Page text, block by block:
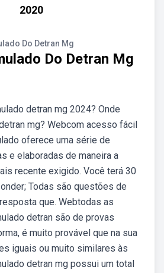
2020
Do Detran Mg
Do Detran Mg
detran mg 2024? Onde
mg? Webcom acesso fácil
oferece uma série de
e elaboradas de maneira a
recente exigido. Você terá 30
Todas são questões de
que. Webtodas as
detran são de provas
é muito provável que na sua
iguais ou muito similares às
detran mg possui um total